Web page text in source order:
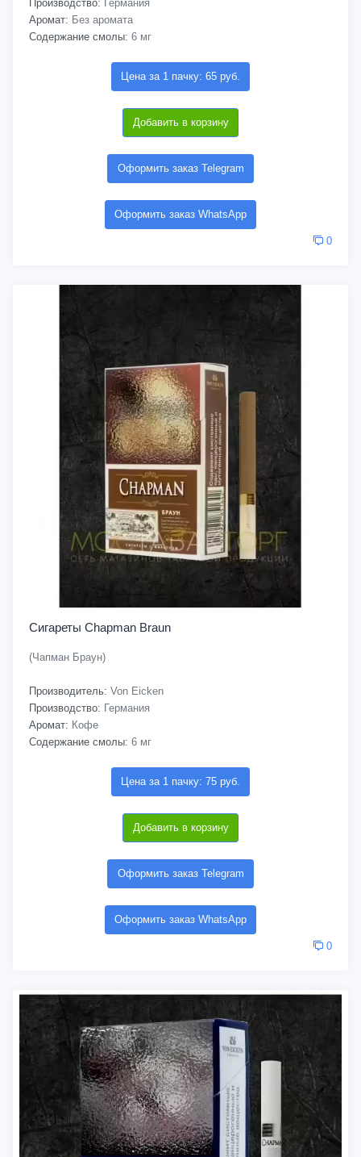
Производство: Германия
Аромат: Без аромата
Содержание смолы: 6 мг
Цена за 1 пачку: 65 руб.
Добавить в корзину
Оформить заказ Telegram
Оформить заказ WhatsApp
0
Сигареты Chapman Braun
(Чапман Браун)
Производитель: Von Eicken
Производство: Германия
Аромат: Кофе
Содержание смолы: 6 мг
Цена за 1 пачку: 75 руб.
Добавить в корзину
Оформить заказ Telegram
Оформить заказ WhatsApp
0